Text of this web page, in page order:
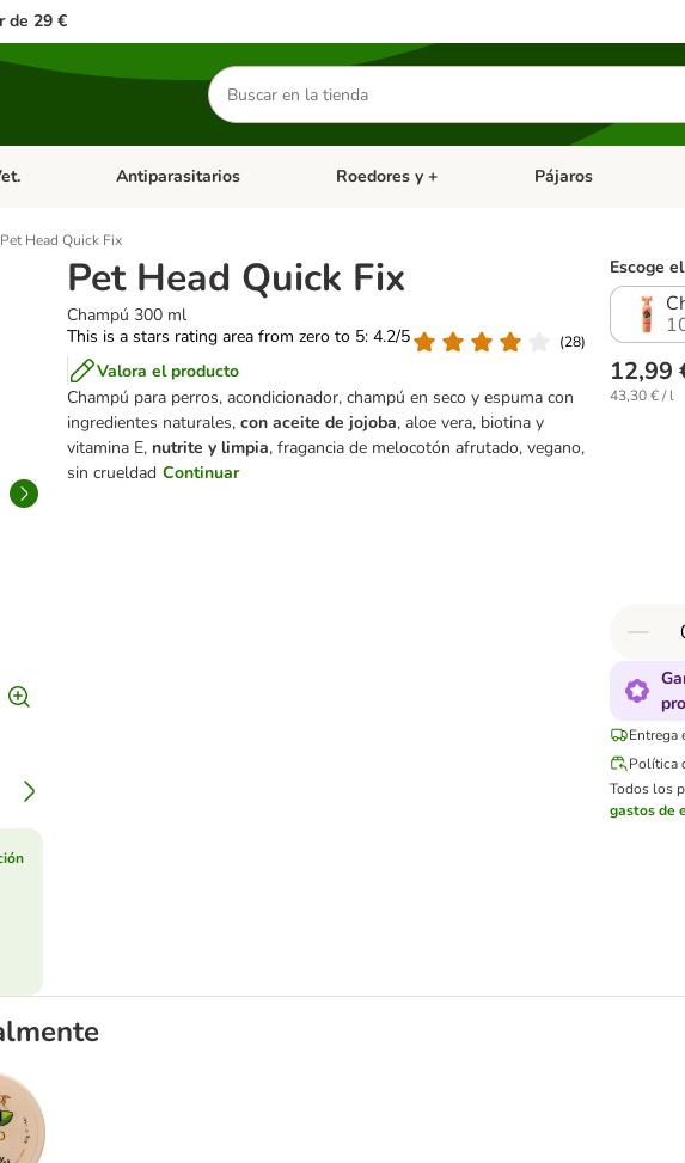
de 29 €
Buscar
productos
abierto: Gatos
Menú de categoria abierto: Dieta Vet.
Antiparasitarios Menú de categoria abierto: Antiparasitarios
Roedores y + Menú de categoria
Pájaros
Pet Head Quick Fix
Pet Head Quick Fix
Champú 300 ml
This is a stars rating area from zero to 5: 4.2/5
(28)
Valora el producto
Champú para perros, acondicionador, champú en seco y espuma con
ingredientes naturales, con aceite de jojoba, aloe vera, biotina y
vitamina E, nutrite y limpia, fragancia de melocotón afrutado, vegano,
sin crueldad Continuar
Escoge
12,99
43,30 € / l
Entrega
Política
Todos los
gastos de
All Paws Paw Butter bálsamo para las almohadillas